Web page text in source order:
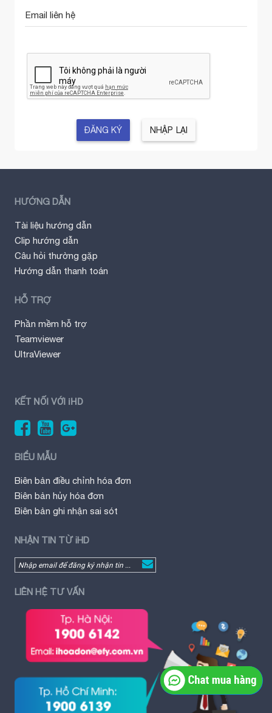
Email liên hệ
ĐĂNG KÝ NHẬP LẠI
HƯỚNG DẪN
Tài liệu hướng dẫn
Clip hướng dẫn
Câu hỏi thường gặp
Hướng dẫn thanh toán
HỖ TRỢ
Phần mềm hỗ trợ
Teamviewer
UltraViewer
KẾT NỐI VỚI iHD
BIỂU MẪU
Biên bản điều chỉnh hóa đơn
Biên bản hủy hóa đơn
Biên bản ghi nhận sai sót
NHẬN TIN TỪ iHD
LIÊN HỆ TƯ VẤN